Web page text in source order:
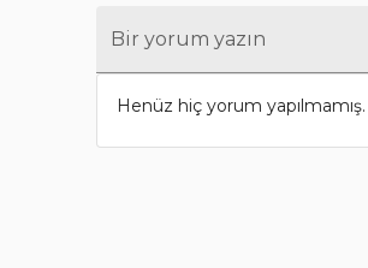
Bir yorum yazın
Henüz hiç yorum